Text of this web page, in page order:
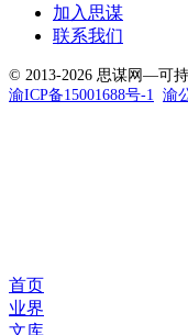
加入思谋
联系我们
© 2013-2026 思谋网—可
渝ICP备15001688号-1
渝
首页
业界
文库